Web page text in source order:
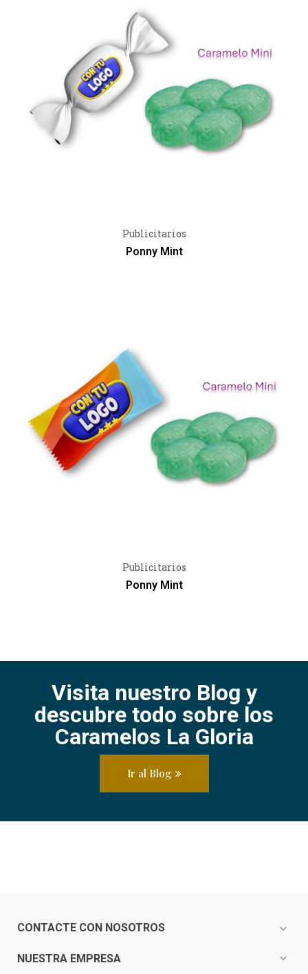
Vista Rápida
Publicitarios
Ponny Mint
Vista Rápida
Publicitarios
Ponny Mint
Visita nuestro Blog y
descubre todo sobre los
Caramelos La Gloria
Ir al Blog
CONTACTE CON NOSOTROS expand_more
NUESTRA EMPRESA expand_more